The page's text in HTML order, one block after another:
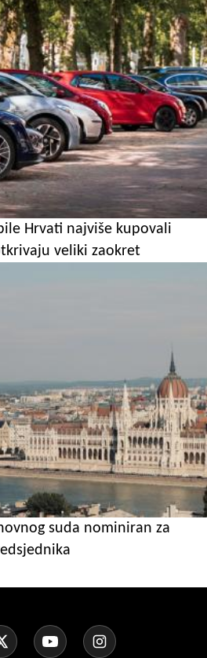
Hrvati najviše kupovali
veliki zaokret
suda nominiran za